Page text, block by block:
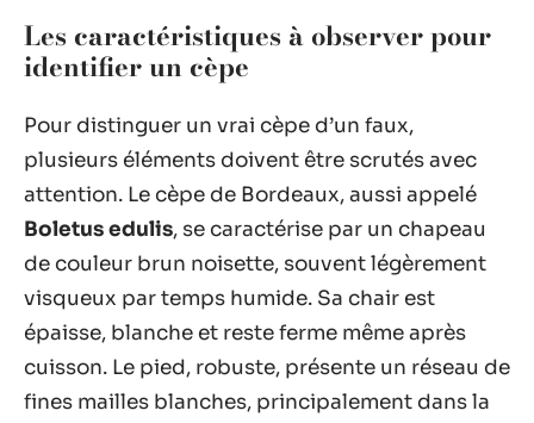
Les caractéristiques à observer pour
identifier un cèpe
Pour distinguer un vrai cèpe d’un faux,
plusieurs éléments doivent être scrutés avec
attention. Le cèpe de Bordeaux, aussi appelé
Boletus edulis, se caractérise par un chapeau
de couleur brun noisette, souvent légèrement
visqueux par temps humide. Sa chair est
épaisse, blanche et reste ferme même après
cuisson. Le pied, robuste, présente un réseau de
fines mailles blanches, principalement dans la